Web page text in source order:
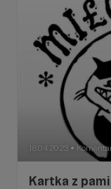
18.04.2023 ●
Kartka z